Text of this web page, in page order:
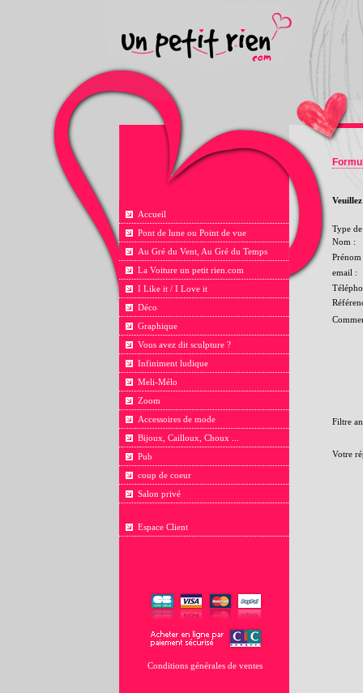
Accueil
Pont de lune ou Point de vue
Au Gré du Vent, Au Gré du Temps
La Voiture un petit rien.com
I Like it / I Love it
Déco
Graphique
Vous avez dit sculpture ?
Infiniment ludique
Meli-Mélo
Zoom
Accessoires de mode
Bijoux, Cailloux, Choux ...
Pub
coup de coeur
Salon privé
Espace Client
Conditions générales de ventes
Type
Nom :
Prénom
email :
Filtre
Votre